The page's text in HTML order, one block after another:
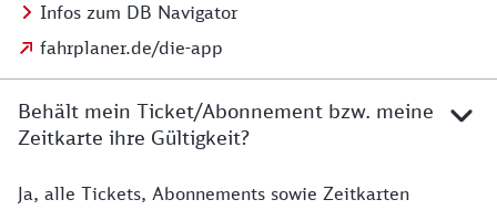
Infos zum DB Navigator
fahrplaner.de/die-app
Behält mein Ticket/Abonnement bzw. meine
Zeitkarte ihre Gültigkeit?
Details zur Zeitkarte
Ja, alle Tickets, Abonnements sowie Zeitkarten